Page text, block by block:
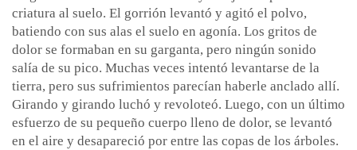
criatura al suelo. El gorrión levantó y agitó el polvo,
batiendo con sus alas el suelo en agonía. Los gritos de
dolor se formaban en su garganta, pero ningún sonido
salía de su pico. Muchas veces intentó levantarse de la
tierra, pero sus sufrimientos parecían haberle anclado allí.
Girando y girando luchó y revoloteó. Luego, con un último
esfuerzo de su pequeño cuerpo lleno de dolor, se levantó
en el aire y desapareció por entre las copas de los árboles.